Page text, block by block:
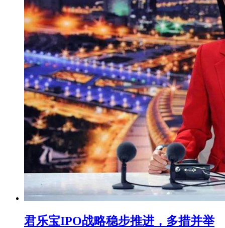
君乐宝IPO战略稳步推进，多措并举